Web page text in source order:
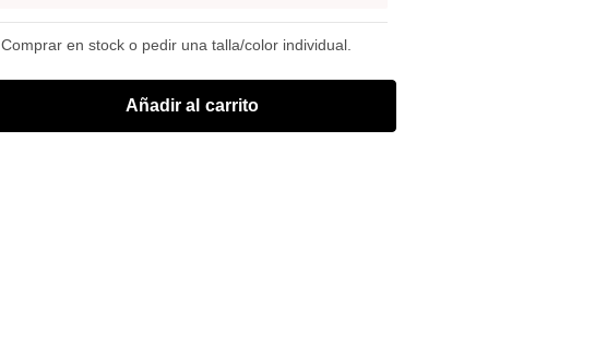
Comprar en stock o pedir una talla/color individual.
Añadir al carrito